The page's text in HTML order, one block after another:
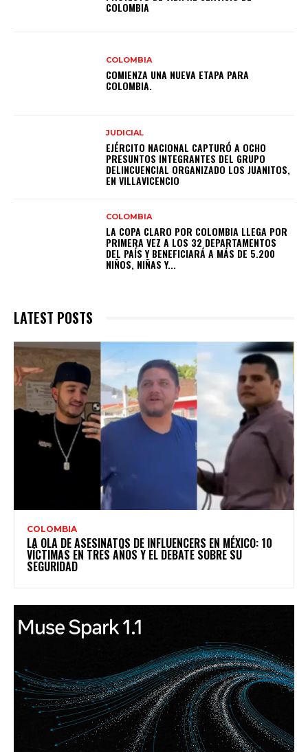
COLOMBIA
COLOMBIA
COMIENZA UNA NUEVA ETAPA PARA
COLOMBIA.
JUDICIAL
EJÉRCITO NACIONAL CAPTURÓ A OCHO
PRESUNTOS INTEGRANTES DEL GRUPO
DELINCUENCIAL ORGANIZADO LOS JUANITOS,
EN VILLAVICENCIO
COLOMBIA
LA COPA CLARO POR COLOMBIA LLEGA POR
PRIMERA VEZ A LOS 32 DEPARTAMENTOS
DEL PAÍS Y BENEFICIARÁ A MÁS DE 5.200
NIÑOS, NIÑAS Y...
LATEST POSTS
COLOMBIA
LA OLA DE ASESINATOS DE INFLUENCERS EN MÉXICO: 10
VÍCTIMAS EN TRES AÑOS Y EL DEBATE SOBRE SU
SEGURIDAD